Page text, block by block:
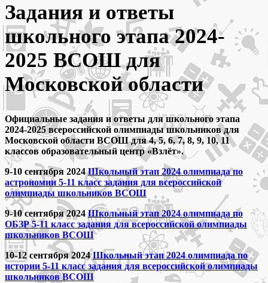
Задания и ответы
школьного этапа 2024-
2025 ВСОШ для
Московской области
Официальные задания и ответы для школьного этапа
2024-2025 всероссийской олимпиады школьников для
Московской области ВСОШ для 4, 5, 6, 7, 8, 9, 10, 11
классов образовательный центр «Взлёт».
9-10 сентября 2024Школьный этап 2024 олимпиада по
астрономии 5-11 класс задания для всероссийской
олимпиады школьников ВСОШ
9-10 сентября 2024Школьный этап 2024 олимпиада по
ОБЗР 5-11 класс задания для всероссийской олимпиады
школьников ВСОШ
10-12 сентября 2024Школьный этап 2024 олимпиада по
истории 5-11 класс задания для всероссийской олимпиады
школьников ВСОШ